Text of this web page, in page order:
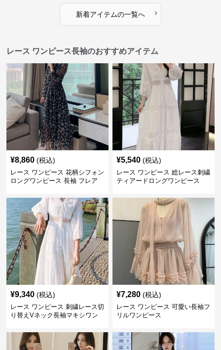
新着アイテムの一覧へ ›
レース ワンピース長袖のおすすめアイテム
¥8,860 (税込)
レース ワンピース 花柄シフォン
ロングワンピース 長袖 フレア
¥5,540 (税込)
レース ワンピース 総レース刺繍
ティアードロングワンピース
¥9,340 (税込)
レース ワンピース 刺繍レース切
り替えVネック長袖マキシワン
¥7,280 (税込)
レース ワンピース 可愛い長袖フ
リルワンピース